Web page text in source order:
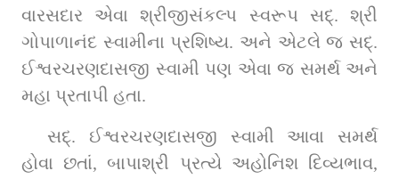
વારસદાર એવા શ્રીજીસંકલ્પ સ્વરૂપ સદ્. શ્રી
ગોપાળાનંદ સ્વામીના પ્રશિષ્ય. અને એટલે જ સદ્.
ઈશ્વરચરણદાસજી સ્વામી પણ એવા જ સમર્થ અને
મહા પ્રતાપી હતા.
સદ્. ઈશ્વરચરણદાસજી સ્વામી આવા સમર્થ
હોવા છતાં, બાપાશ્રી પ્રત્યે અહોનિશ દિવ્યભાવ,